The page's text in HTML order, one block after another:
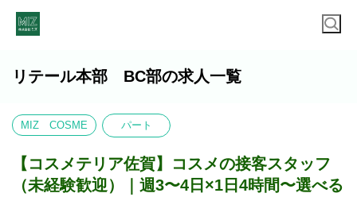
リテール本部 BC部の求人一覧
MIZ COSME パート
【コスメテリア佐賀】コスメの接客スタッフ
（未経験歓迎）｜週3〜4日×1日4時間〜選べる